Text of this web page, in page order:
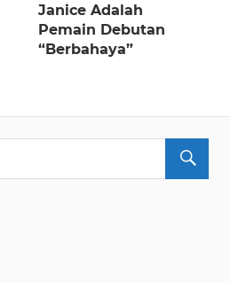
Janice Adalah
Pemain Debutan
“Berbahaya”